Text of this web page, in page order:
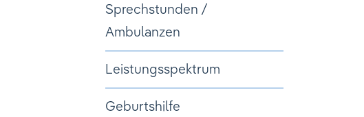
Sprechstunden /
Ambulanzen
Leistungsspektrum
Geburtshilfe